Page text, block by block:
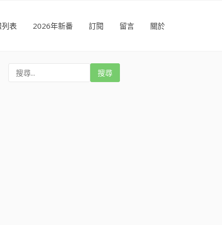
表 2026年新番 訂閱 留言 關於